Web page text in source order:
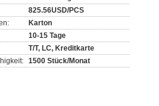
825.56USD/PCS
Karton
10-15 Tage
T/T, LC, Kreditkarte
1500 Stück/Monat